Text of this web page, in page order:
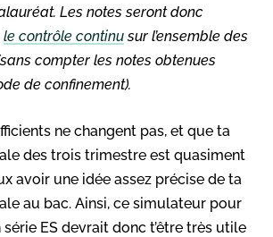
Les notes seront donc
le contrôle continusur l’ensemble des
compter les notes obtenues
de confinement).
ne changent pas, et que ta
des trois trimestre est quasiment
avoir une idée assez précise de ta
au bac. Ainsi, ce simulateur pour
ES devrait donc t’être très utile